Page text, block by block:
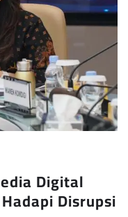
Digital
Disrupsi